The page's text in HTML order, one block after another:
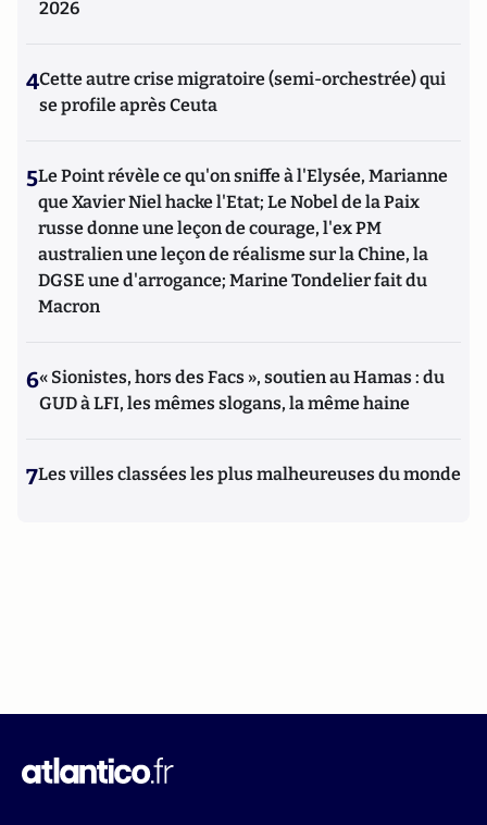
2026
4Cette autre crise migratoire (semi-orchestrée) qui
se profile après Ceuta
5Le Point révèle ce qu'on sniffe à l'Elysée, Marianne
que Xavier Niel hacke l'Etat; Le Nobel de la Paix
russe donne une leçon de courage, l'ex PM
australien une leçon de réalisme sur la Chine, la
DGSE une d'arrogance; Marine Tondelier fait du
Macron
6« Sionistes, hors des Facs », soutien au Hamas : du
GUD à LFI, les mêmes slogans, la même haine
7Les villes classées les plus malheureuses du monde